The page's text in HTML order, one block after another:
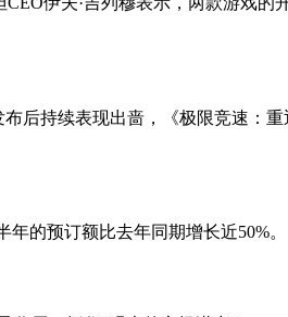
后持续表现出啬，《极限竞速：
的预订额比去年同期增长近50%。